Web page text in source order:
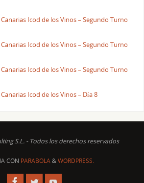
Icod de los Vinos – Segundo Turno
Icod de los Vinos – Segundo Turno
Icod de los Vinos – Segundo Turno
Icod de los Vinos – Día 8
S.L. - Todos los derechos reservados
CON PARABOLA&WORDPRESS.